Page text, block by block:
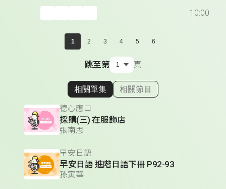
10:00
1 2 3 4 5 6
跳至第 頁
顯示相關單集
相關單集 相關節目
德心應口
採購(三) 在服飾店
張南思
早安日語
早安日語 進階日語下冊 P92-93
孫寅華